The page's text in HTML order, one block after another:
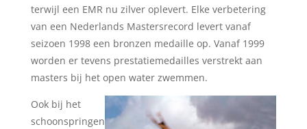
terwijl een EMR nu zilver oplevert. Elke verbetering
van een Nederlands Mastersrecord levert vanaf
seizoen 1998 een bronzen medaille op. Vanaf 1999
worden er tevens prestatiemedailles verstrekt aan
masters bij het open water zwemmen.
Ook bij het
schoonspringen